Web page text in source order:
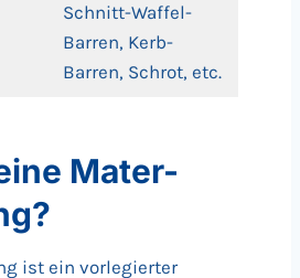
Schnitt-Waffel-
Barren, Kerb-
Barren, Schrot, etc.
Mater-
ist ein vorlegierter